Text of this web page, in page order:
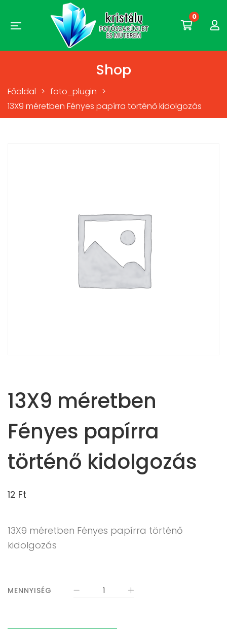
0
Shop
Főoldal > foto_plugin >
13X9 méretben Fényes papírra történő kidolgozás
13X9 méretben
Fényes papírra
történő kidolgozás
12 Ft
13X9 méretben Fényes papírra történő
kidolgozás
MENNYISÉG